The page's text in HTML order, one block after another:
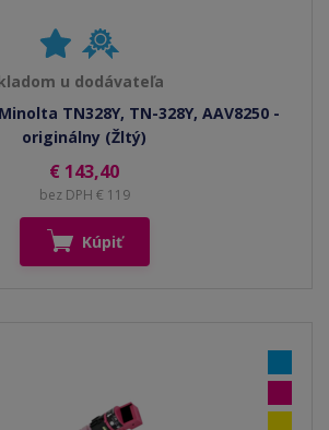
u dodávateľa
TN328Y, TN-328Y, AAV8250 -
originálny (Žltý)
€ 143,40
bez DPH € 119
Kúpiť